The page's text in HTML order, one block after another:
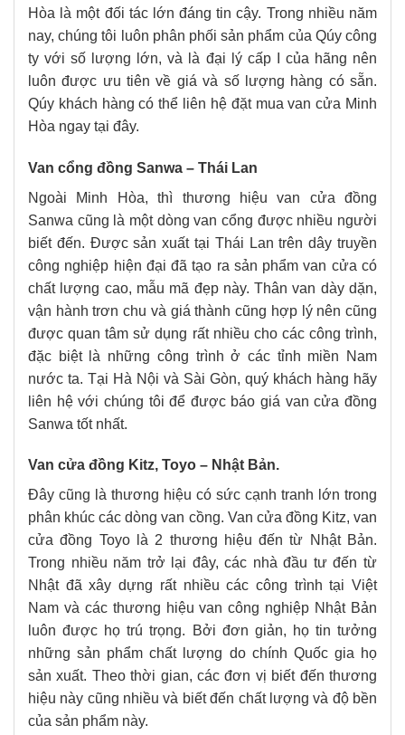
Hòa là một đối tác lớn đáng tin cậy. Trong nhiều năm
nay, chúng tôi luôn phân phối sản phẩm của Qúy công
ty với số lượng lớn, và là đại lý cấp I của hãng nên
luôn được ưu tiên về giá và số lượng hàng có sẵn.
Qúy khách hàng có thể liên hệ đặt mua van cửa Minh
Hòa ngay tại đây.
Van cổng đồng Sanwa – Thái Lan
Ngoài Minh Hòa, thì thương hiệu van cửa đồng
Sanwa cũng là một dòng van cổng được nhiều người
biết đến. Được sản xuất tại Thái Lan trên dây truyền
công nghiệp hiện đại đã tạo ra sản phẩm van cửa có
chất lượng cao, mẫu mã đẹp này. Thân van dày dặn,
vận hành trơn chu và giá thành cũng hợp lý nên cũng
được quan tâm sử dụng rất nhiều cho các công trình,
đặc biệt là những công trình ở các tỉnh miền Nam
nước ta. Tại Hà Nội và Sài Gòn, quý khách hàng hãy
liên hệ với chúng tôi để được báo giá van cửa đồng
Sanwa tốt nhất.
Van cửa đồng Kitz, Toyo – Nhật Bản.
Đây cũng là thương hiệu có sức cạnh tranh lớn trong
phân khúc các dòng van cồng. Van cửa đồng Kitz, van
cửa đồng Toyo là 2 thương hiệu đến từ Nhật Bản.
Trong nhiều năm trở lại đây, các nhà đầu tư đến từ
Nhật đã xây dựng rất nhiều các công trình tại Việt
Nam và các thương hiệu van công nghiệp Nhật Bản
luôn được họ trú trọng. Bởi đơn giản, họ tin tưởng
những sản phẩm chất lượng do chính Quốc gia họ
sản xuất. Theo thời gian, các đơn vị biết đến thương
hiệu này cũng nhiều và biết đến chất lượng và độ bền
của sản phẩm này.